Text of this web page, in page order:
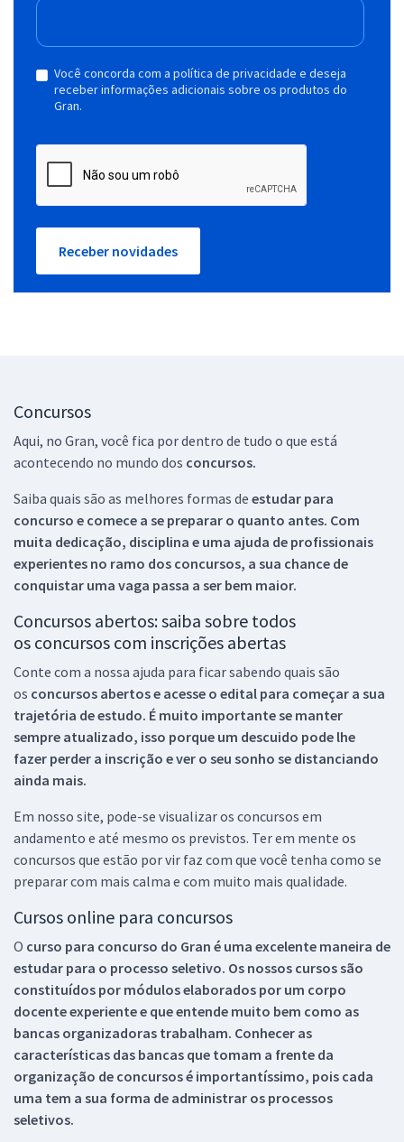
Você concorda com a política de privacidade e deseja
receber informações adicionais sobre os produtos do
Gran.
Receber novidades
Concursos
Aqui, no Gran, você fica por dentro de tudo o que está
acontecendo no mundo dos concursos.
Saiba quais são as melhores formas de estudar para
concurso e comece a se preparar o quanto antes. Com
muita dedicação, disciplina e uma ajuda de profissionais
experientes no ramo dos concursos, a sua chance de
conquistar uma vaga passa a ser bem maior.
Concursos abertos: saiba sobre todos
os concursos com inscrições abertas
Conte com a nossa ajuda para ficar sabendo quais são
os concursos abertos e acesse o edital para começar a sua
trajetória de estudo. É muito importante se manter
sempre atualizado, isso porque um descuido pode lhe
fazer perder a inscrição e ver o seu sonho se distanciando
ainda mais.
Em nosso site, pode-se visualizar os concursos em
andamento e até mesmo os previstos. Ter em mente os
concursos que estão por vir faz com que você tenha como se
preparar com mais calma e com muito mais qualidade.
Cursos online para concursos
O curso para concurso do Gran é uma excelente maneira de
estudar para o processo seletivo. Os nossos cursos são
constituídos por módulos elaborados por um corpo
docente experiente e que entende muito bem como as
bancas organizadoras trabalham. Conhecer as
características das bancas que tomam a frente da
organização de concursos é importantíssimo, pois cada
uma tem a sua forma de administrar os processos
seletivos.